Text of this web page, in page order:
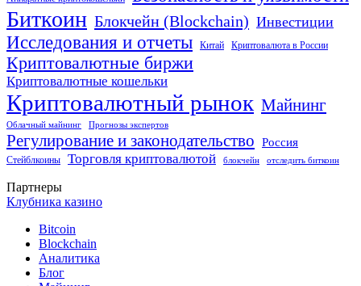
Биткоин Блокчейн (Blockchain) Инвестиции
Исследования и отчеты Китай Криптовалюта в России
Криптовалютные биржи
Криптовалютные кошельки
Криптовалютный рынок Майнинг
Облачный майнинг Прогнозы экспертов
Регулирование и законодательство Россия
Стейблкоины Торговля криптовалютой блокчейн отследить биткоин
Партнеры
Клубника казино
Bitcoin
Blockchain
Аналитика
Блог